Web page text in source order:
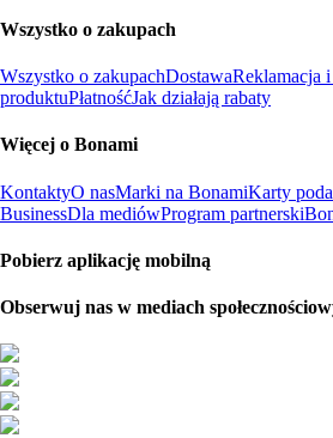
Wszystko o zakupach
Wszystko o zakupachDostawaReklamacja
produktuPłatnośćJak działają rabaty
Więcej o Bonami
KontaktyO nasMarki na BonamiKarty
BusinessDla mediówProgram partnerski
Pobierz aplikację mobilną
Obserwuj nas w mediach